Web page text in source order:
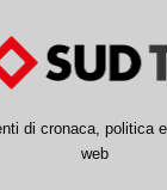
di cronaca, politica
web